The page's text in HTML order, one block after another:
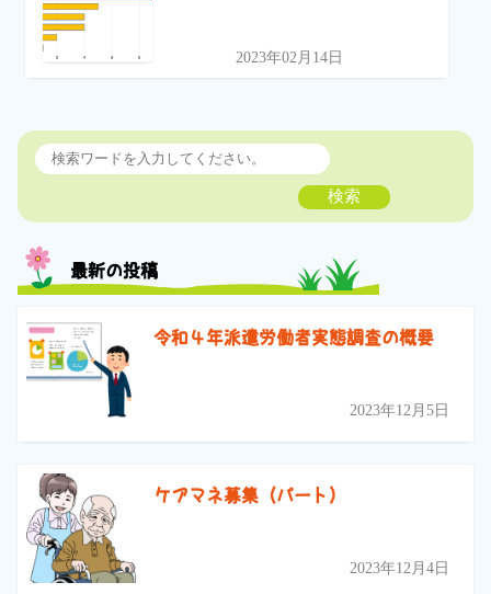
2023年02月14日
検索
最新の投稿
令和４年派遣労働者実態調査の概要
2023年12月5日
ケアマネ募集（パート）
2023年12月4日